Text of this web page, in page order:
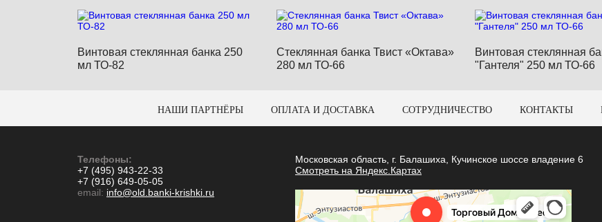
Винтовая стеклянная банка 250
мл ТО-82
Стеклянная банка Твист «Октава»
280 мл ТО-66
Винтовая стеклянная
"Гантеля" 250 мл ТО-66
НАШИ ПАРТНЁРЫ ОПЛАТА И ДОСТАВКА СОТРУДНИЧЕСТВО КОНТАКТЫ
Телефоны:
+7 (495) 943-22-33
+7 (916) 649-05-05
email: info@old.banki-krishki.ru
Московская область, г. Балашиха, Кучинское шоссе владение 6
Смотреть на Яндекс.Картах